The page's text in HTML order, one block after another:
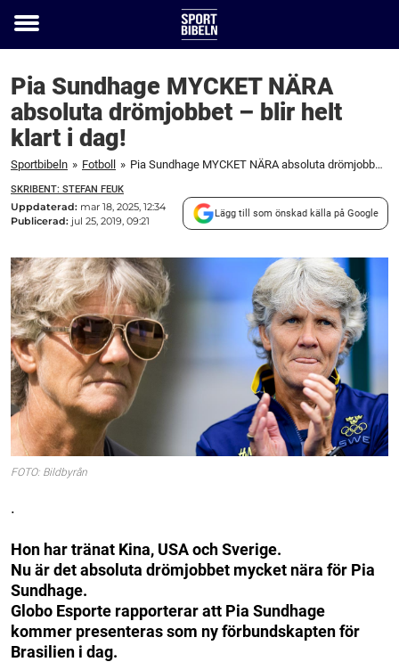
Toggle
Pia Sundhage MYCKET NÄRA
absoluta drömjobbet – blir helt
klart i dag!
Sportbibeln » Fotboll » Pia Sundhage MYCKET NÄRA absoluta drömjobbet – blir helt klart i dag!
SKRIBENT: STEFAN FEUK
Uppdaterad: mar 18, 2025, 12:34
Publicerad: jul 25, 2019, 09:21
Lägg till som önskad källa på Google
FOTO: Bildbyrån
.
Hon har tränat Kina, USA och Sverige.
Nu är det absoluta drömjobbet mycket nära för Pia
Sundhage.
Globo Esporte rapporterar att Pia Sundhage
kommer presenteras som ny förbundskapten för
Brasilien i dag.